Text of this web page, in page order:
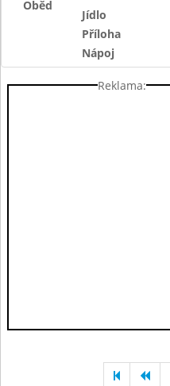
Oběd
Jídlo
Příloha
Nápoj
Reklama: